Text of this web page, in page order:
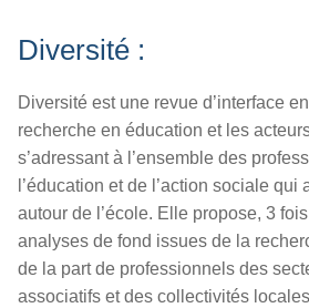
Diversité :
Diversité est une revue d’interface
recherche en éducation et les
s’adressant à l’ensemble des
l’éducation et de l’action sociale qui
autour de l’école. Elle propose, 3
analyses de fond issues de la
de la part de professionnels des
associatifs et des collectivités